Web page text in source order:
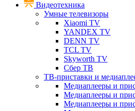
Видеотехника
Умные телевизоры
Xiaomi TV
YANDEX TV
DENN TV
TCL TV
Skyworth TV
Сбер ТВ
ТВ-приставки и
Медиаплееры и
Медиаплееры и
Медиаплееры и